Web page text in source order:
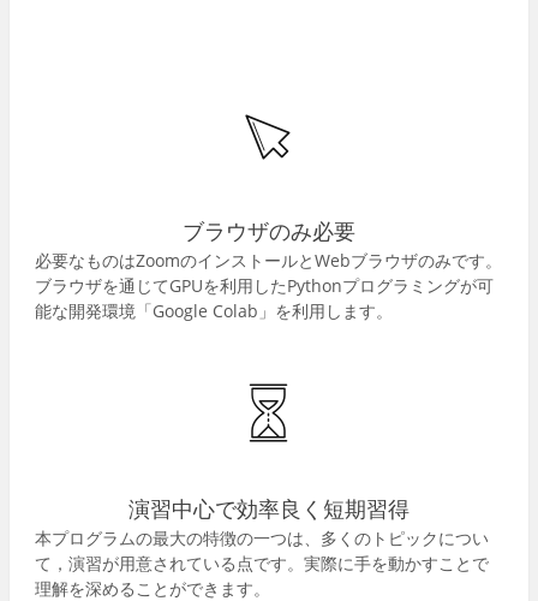
ブラウザのみ必要
必要なものはZoomのインストールとWebブラウザのみです。
ブラウザを通じてGPUを利用したPythonプログラミングが可
能な開発環境「Google Colab」を利用します。
演習中心で効率良く短期習得
本プログラムの最大の特徴の一つは、多くのトピックについ
て，演習が用意されている点です。実際に手を動かすことで
理解を深めることができます。